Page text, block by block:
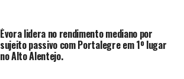
Évora lidera no rendimento mediano por
sujeito passivo com Portalegre em 1º lugar
no Alto Alentejo.